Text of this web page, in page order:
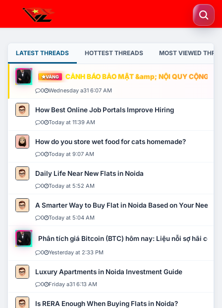
LATEST THREADS HOTTEST THREADS MOST VIEWED
VÀNG CẢNH BÁO BẢO MẬT &amp; NỘI QUY CỘNG
0 Wednesday a31 6:07 AM
How Best Online Job Portals Improve Hiring
0 Today at 11:39 AM
How do you store wet food for cats homemade?
0 Today at 9:07 AM
Daily Life Near New Flats in Noida
0 Today at 5:52 AM
A Smarter Way to Buy Flat in Noida Based on Your Needs
0 Today at 5:04 AM
Phân tích giá Bitcoin (BTC) hôm nay: Liệu nỗi sợ hãi có
0 Yesterday at 2:33 PM
Luxury Apartments in Noida Investment Guide
0 Friday a31 6:13 AM
Is RERA Enough When Buying Flats in Noida?